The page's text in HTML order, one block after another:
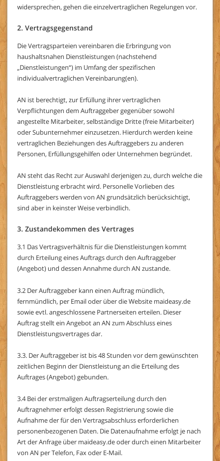
widersprechen, gehen die einzelvertraglichen Regelungen vor.
2. Vertragsgegenstand
Die Vertragsparteien vereinbaren die Erbringung von
haushaltsnahen Dienstleistungen (nachstehend
„Dienstleistungen“) im Umfang der spezifischen
individualvertraglichen Vereinbarung(en).
AN ist berechtigt, zur Erfüllung ihrer vertraglichen
Verpflichtungen dem Auftraggeber gegenüber sowohl
angestellte Mitarbeiter, selbständige Dritte (freie Mitarbeiter)
oder Subunternehmer einzusetzen. Hierdurch werden keine
vertraglichen Beziehungen des Auftraggebers zu anderen
Personen, Erfüllungsgehilfen oder Unternehmen begründet.
AN steht das Recht zur Auswahl derjenigen zu, durch welche die
Dienstleistung erbracht wird. Personelle Vorlieben des
Auftraggebers werden von AN grundsätzlich berücksichtigt,
sind aber in keinster Weise verbindlich.
3. Zustandekommen des Vertrages
3.1 Das Vertragsverhältnis für die Dienstleistungen kommt
durch Erteilung eines Auftrags durch den Auftraggeber
(Angebot) und dessen Annahme durch AN zustande.
3.2 Der Auftraggeber kann einen Auftrag mündlich,
fernmündlich, per Email oder über die Website maideasy.de
sowie evtl. angeschlossene Partnerseiten erteilen. Dieser
Auftrag stellt ein Angebot an AN zum Abschluss eines
Dienstleistungsvertrages dar.
3.3. Der Auftraggeber ist bis 48 Stunden vor dem gewünschten
zeitlichen Beginn der Dienstleistung an die Erteilung des
Auftrages (Angebot) gebunden.
3.4 Bei der erstmaligen Auftragserteilung durch den
Auftragnehmer erfolgt dessen Registrierung sowie die
Aufnahme der für den Vertragsabschluss erforderlichen
personenbezogenen Daten. Die Datenaufnahme erfolgt je nach
Art der Anfrage über maideasy.de oder durch einen Mitarbeiter
von AN per Telefon, Fax oder E-Mail.